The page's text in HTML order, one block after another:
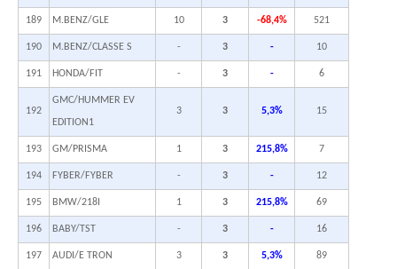
189 M.BENZ/GLE 10 3 -68,4% 521
190 M.BENZ/CLASSE S - 3 - 10
191 HONDA/FIT - 3 - 6
192
GMC/HUMMER EV
EDITION1
3 3 5,3% 15
193 GM/PRISMA 1 3 215,8% 7
194 FYBER/FYBER - 3 - 12
195 BMW/218I 1 3 215,8% 69
196 BABY/TST - 3 - 16
197 AUDI/E TRON 3 3 5,3% 89